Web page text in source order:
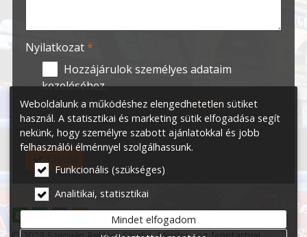
Nyilatkozat*
Hozzájárulok személyes adataim
kezeléséhez.
Ide kattintva tekinthető meg:Adatvédelmi
nyilatkozat.
Elküld
Weboldalunk a működéshez elengedhetetlen sütiket
használ. A statisztikai és marketing sütik elfogadása segít
nekünk, hogy személyre szabott ajánlatokkal és jobb
felhasználói élménnyel szolgálhassunk.
Funkcionális (szükséges)
Analitikai, statisztikai
Mindet elfogadom